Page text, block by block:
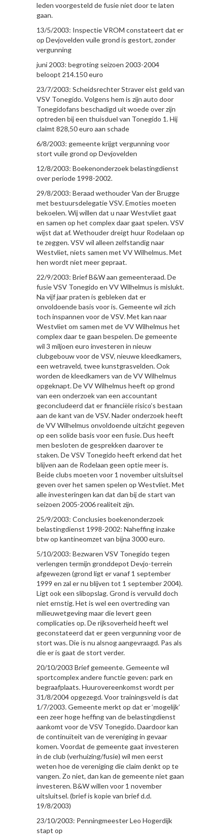
leden voorgesteld de fusie niet door te laten
gaan.
13/5/2003: Inspectie VROM constateert dat er
op Devjovelden vuile grond is gestort, zonder
vergunning
juni 2003: begroting seizoen 2003-2004
beloopt 214.150 euro
23/7/2003: Scheidsrechter Straver eist geld van
VSV Tonegido. Volgens hem is zijn auto door
Tonegidofans beschadigd uit woede over zijn
optreden bij een thuisduel van Tonegido 1. Hij
claimt 828,50 euro aan schade
6/8/2003: gemeente krijgt vergunning voor
stort vuile grond op Devjovelden
12/8/2003: Boekenonderzoek belastingdienst
over periode 1998-2002.
29/8/2003: Beraad wethouder Van der Brugge
met bestuursdelegatie VSV. Emoties moeten
bekoelen. Wij willen dat u naar Westvliet gaat
en samen op het complex daar gaat spelen. VSV
wijst dat af. Wethouder dreigt huur Rodelaan op
te zeggen. VSV wil alleen zelfstandig naar
Westvliet, niets samen met VV Wilhelmus. Met
hen wordt niet meer gepraat.
22/9/2003: Brief B&W aan gemeenteraad. De
fusie VSV Tonegido en VV Wilhelmus is mislukt.
Na vijf jaar praten is gebleken dat er
onvoldoende basis voor is. Gemeente wil zich
toch inspannen voor de VSV. Met kan naar
Westvliet om samen met de VV Wilhelmus het
complex daar te gaan bespelen. De gemeente
wil 3 miljoen euro investeren in nieuw
clubgebouw voor de VSV, nieuwe kleedkamers,
een wetraveld, twee kunstgrasvelden. Ook
worden de kleedkamers van de VV Wilhelmus
opgeknapt. De VV Wilhelmus heeft op grond
van een onderzoek van een accountant
geconcludeerd dat er financiële risico’s bestaan
aan de kant van de VSV. Nader onderzoek heeft
de VV Wilhelmus onvoldoende uitzicht gegeven
op een solide basis voor een fusie. Dus heeft
men besloten de gesprekken daarover te
staken. De VSV Tonegido heeft erkend dat het
blijven aan de Rodelaan geen optie meer is.
Beide clubs moeten voor 1 november uitsluitsel
geven over het samen spelen op Westvliet. Met
alle investeringen kan dat dan bij de start van
seizoen 2005-2006 realiteit zijn.
25/9/2003: Conclusies boekenonderzoek
belastingdienst 1998-2002: Naheffing inzake
btw op kantineomzet van bijna 3000 euro.
5/10/2003: Bezwaren VSV Tonegido tegen
verlengen termijn gronddepot Devjo-terrein
afgewezen (grond ligt er vanaf 1 september
1999 en zal er nu blijven tot 1 september 2004).
Ligt ook een slibopslag. Grond is vervuild doch
niet ernstig. Het is wel een overtreding van
milieuwetgeving maar die levert geen
complicaties op. De rijksoverheid heeft wel
geconstateerd dat er geen vergunning voor de
stort was. Die is nu alsnog aangevraagd. Pas als
die er is gaat de stort verder.
20/10/2003 Brief gemeente. Gemeente wil
sportcomplex andere functie geven: park en
begraafplaats. Huurovereenkomst wordt per
31/8/2004 opgezegd. Voor trainingsveld is dat
1/7/2003. Gemeente merkt op dat er ‘mogelijk’
een zeer hoge heffing van de belastingdienst
aankomt voor de VSV Tonegido. Daardoor kan
de continuïteit van de vereniging in gevaar
komen. Voordat de gemeente gaat investeren
in de club (verhuizing/fusie) wil men eerst
weten hoe de vereniging die claim denkt op te
vangen. Zo niet, dan kan de gemeente niet gaan
investeren. B&W willen voor 1 november
uitsluitsel. (brief is kopie van brief d.d.
19/8/2003)
23/10/2003: Penningmeester Leo Hogerdijk
stapt op